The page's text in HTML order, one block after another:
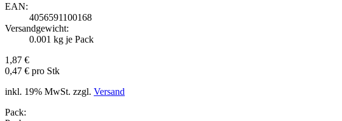
EAN:
4056591100168
Versandgewicht:
0.001 kg je Pack
1,87 €
0,47 € pro Stk
inkl. 19% MwSt. zzgl. Versand
Pack: